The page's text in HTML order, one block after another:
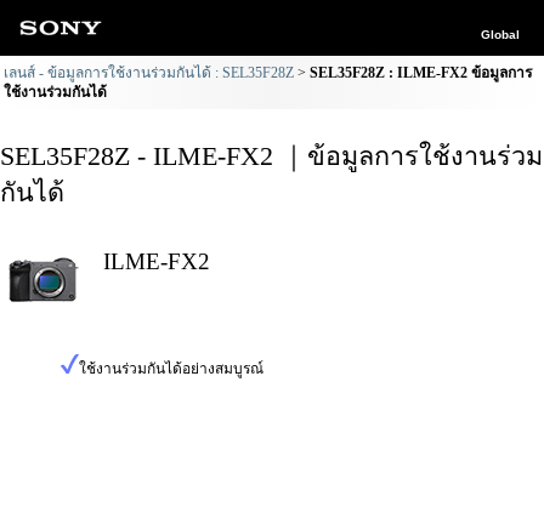
Global
เลนส์ - ข้อมูลการใช้งานร่วมกันได้ : SEL35F28Z
SEL35F28Z : ILME-FX2 ข้อมูลการ
ใช้งานร่วมกันได้
SEL35F28Z - ILME-FX2 ｜ข้อมูลการใช้งานร่วม
กันได้
ILME-FX2
ใช้งานร่วมกันได้อย่างสมบูรณ์